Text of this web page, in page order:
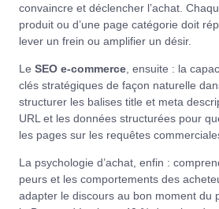
convaincre et déclencher l’achat.
produit ou d’une page catégorie doit
lever un frein ou amplifier un désir.
Le SEO e-commerce , ensuite : la
clés stratégiques de façon naturelle
structurer les balises title et meta
URL et les données structurées pour
les pages sur les requêtes
La psychologie d’achat, enfin :
peurs et les comportements des
adapter le discours au bon moment du